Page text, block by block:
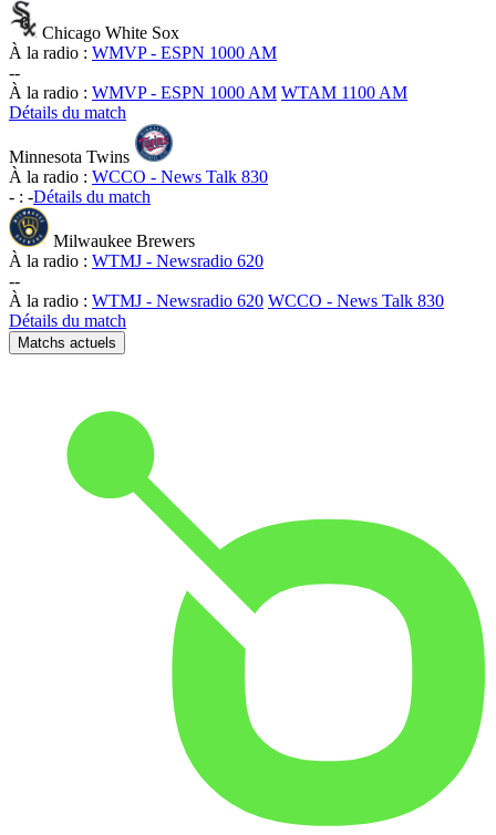
Chicago White Sox
À la radio : WMVP - ESPN 1000 AM
--
À la radio : WMVP - ESPN 1000 AM WTAM 1100 AM
Détails du match
Minnesota Twins
À la radio : WCCO - News Talk 830
- : -Détails du match
Milwaukee Brewers
À la radio : WTMJ - Newsradio 620
--
À la radio : WTMJ - Newsradio 620 WCCO - News Talk 830
Détails du match
Matchs actuels